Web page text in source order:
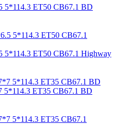
5*114.3 ET50 CB67.1 BD
ET50 CB67.1 Highway
ET35 CB67.1 BD